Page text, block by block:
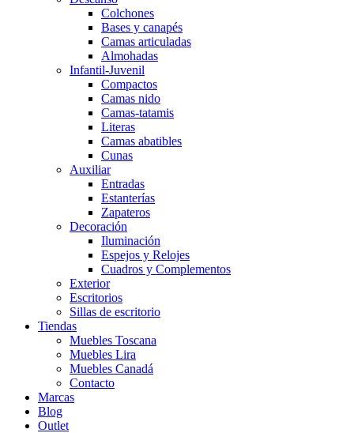
Colchones
Bases y canapés
Camas articuladas
Almohadas
Infantil-Juvenil
Compactos
Camas nido
Camas-tatamis
Literas
Camas abatibles
Cunas
Auxiliar
Entradas
Estanterías
Zapateros
Decoración
Iluminación
Espejos y Relojes
Cuadros y Complementos
Exterior
Escritorios
Sillas de escritorio
Tiendas
Muebles Toscana
Muebles Lira
Muebles Canadá
Contacto
Marcas
Blog
Outlet